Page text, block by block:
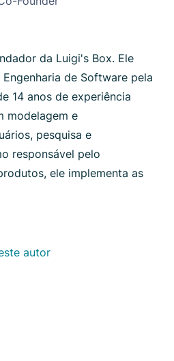
da Luigi's Box. Ele
Engenharia de Software pela
14 anos de experiência
modelagem e
pesquisa e
responsável pelo
ele implementa as
autor